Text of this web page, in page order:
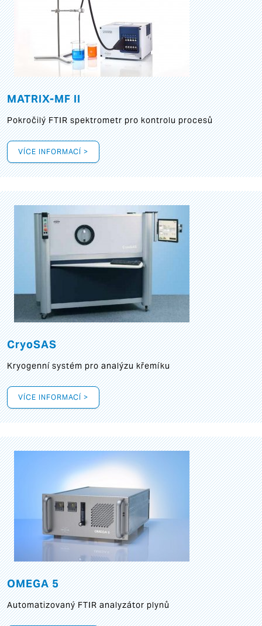
MATRIX-MF II
Pokročilý FTIR spektrometr pro kontrolu procesů
VÍCE INFORMACÍ >
CryoSAS
Kryogenní systém pro analýzu křemíku
VÍCE INFORMACÍ >
OMEGA 5
Automatizovaný FTIR analyzátor plynů